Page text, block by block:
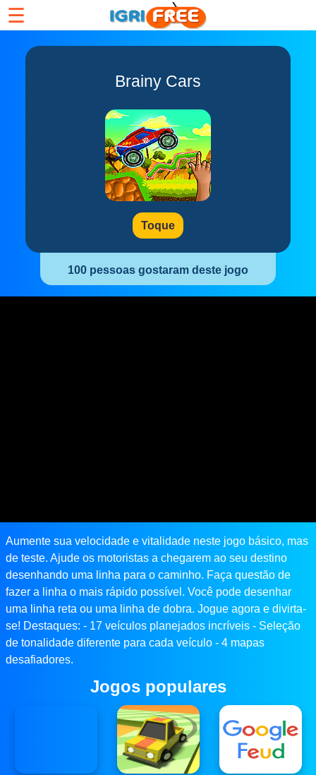
☰
Brainy Cars
Toque
100 pessoas gostaram deste jogo
Aumente sua velocidade e vitalidade neste jogo básico, mas
de teste. Ajude os motoristas a chegarem ao seu destino
desenhando uma linha para o caminho. Faça questão de
fazer a linha o mais rápido possível. Você pode desenhar
uma linha reta ou uma linha de dobra. Jogue agora e divirta-
se! Destaques: - 17 veículos planejados incríveis - Seleção
de tonalidade diferente para cada veículo - 4 mapas
desafiadores.
Jogos populares